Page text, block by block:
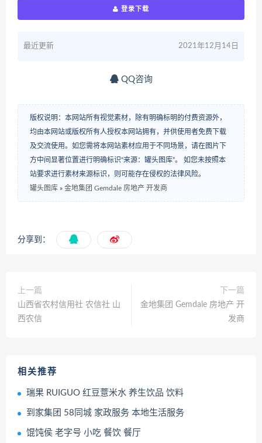
登录下载
最近更新 2021年12月14日
QQ咨询
版权说明：本网站所有视觉素材，除有明确标明的付费资源外，
均由本网站或版权所有人授权本网站拥有，并供使用者免费下载
及交流使用。如您需将本网站素材应用于不同场景，请在图片下
方中间显著位置进行明确标识“来源：罐头图库”。 如您未按照本
站要求进行素材来源标识，则可能存在侵权的法律风险。
罐头图库 » 金地集团 Gemdale 房地产 开发商
分享到：
上一篇
山西省农村信用社 农信社 山
西农信
下一篇
金地集团 Gemdale 房地产 开
发商
相关推荐
瑞果 RUIGUO 红豆薏米水 养生饮品 饮料
到家集团 58同城 家政服务 本地生活服务
馄饨侯 老字号 小吃 餐饮 餐厅